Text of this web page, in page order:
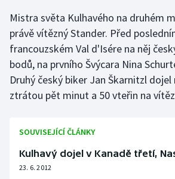
Krasobruslení
Lezení
Lyže a snowboard
Motorsport
Mistra světa Kulhavého na druhém
právě vítězný Stander. Před
francouzském Val d'Isére na něj
bodů, na prvního Švýcara Nina
Druhý český biker Jan Škarnitzl
ztrátou pět minut a 50 vteřin na
SOUVISEJÍCÍ ČLÁNKY
Kulhavý dojel v Kanadě třetí,
23. 6. 2012